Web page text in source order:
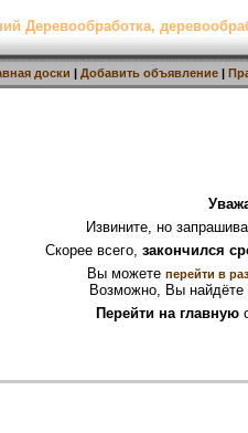
Деревообработка,
доски | Добавить объявление |
Извините, но
Скорее всего, закончился
Вы можете перейти в
Возможно, Вы найдёте
Перейти на главную